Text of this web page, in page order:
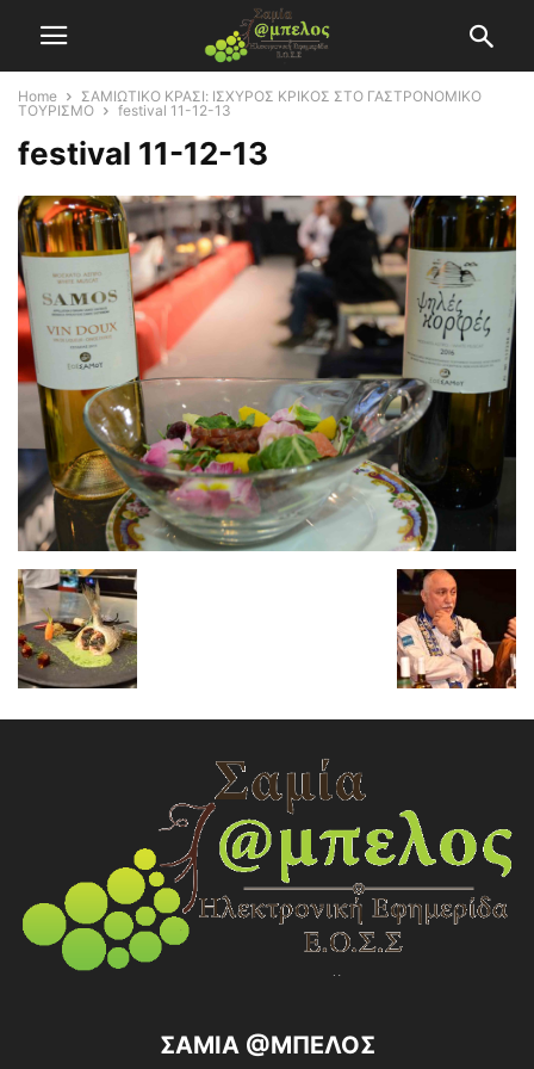
Home
ΣΑΜΙΩΤΙΚΟ ΚΡΑΣΙ: ΙΣΧΥΡΟΣ ΚΡΙΚΟΣ ΣΤΟ ΓΑΣΤΡΟΝΟΜΙΚΟ
ΤΟΥΡΙΣΜΟ
festival 11-12-13
festival 11-12-13
ΣΑΜΙΑ @ΜΠΕΛΟΣ